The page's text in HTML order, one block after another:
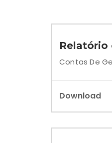
Relatório
Contas De
Download